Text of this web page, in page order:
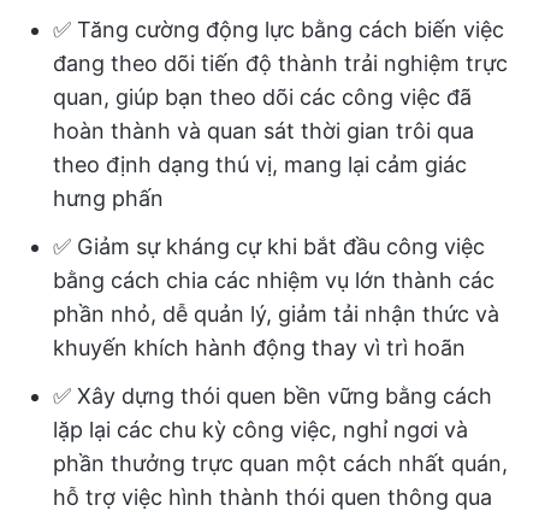
✅ Tăng cường động lực bằng cách biến việc
đang theo dõi tiến độ thành trải nghiệm trực
quan, giúp bạn theo dõi các công việc đã
hoàn thành và quan sát thời gian trôi qua
theo định dạng thú vị, mang lại cảm giác
hưng phấn
✅ Giảm sự kháng cự khi bắt đầu công việc
bằng cách chia các nhiệm vụ lớn thành các
phần nhỏ, dễ quản lý, giảm tải nhận thức và
khuyến khích hành động thay vì trì hoãn
✅ Xây dựng thói quen bền vững bằng cách
lặp lại các chu kỳ công việc, nghỉ ngơi và
phần thưởng trực quan một cách nhất quán,
hỗ trợ việc hình thành thói quen thông qua